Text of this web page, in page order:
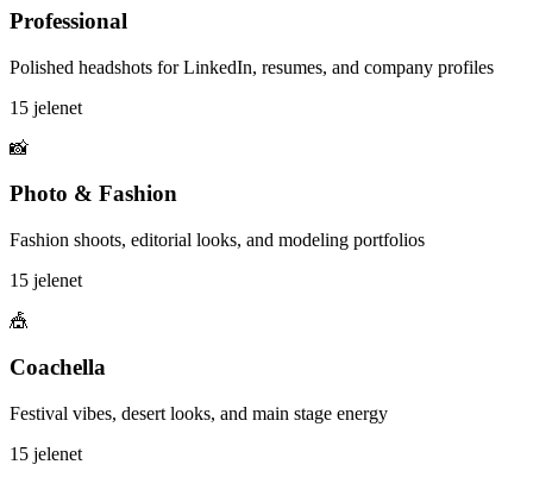
Professional
Polished headshots for LinkedIn, resumes, and company profiles
15 jelenet
📸
Photo & Fashion
Fashion shoots, editorial looks, and modeling portfolios
15 jelenet
🎪
Coachella
Festival vibes, desert looks, and main stage energy
15 jelenet